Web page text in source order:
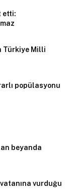
etti:
Türkiye Milli
popülasyonu
beyanda
vurduğu